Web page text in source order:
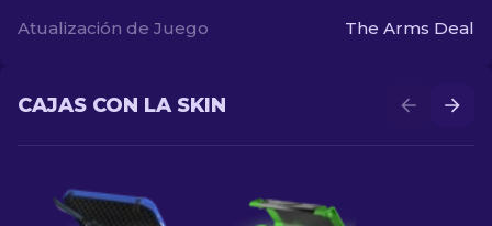
Atualización de Juego
The Arms Deal
CAJAS CON LA SKIN